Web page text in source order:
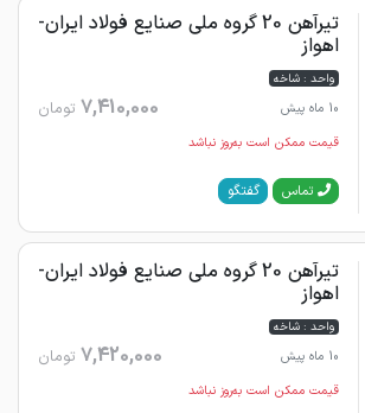
تیرآهن 20 گروه ملی صنایع فولاد ایران-
اهواز
واحد : شاخه
10 ماه پیش
7,410,000 تومان
قیمت ممکن است به‌روز نباشد
تماس گفتگو
تیرآهن 20 گروه ملی صنایع فولاد ایران-
اهواز
واحد : شاخه
10 ماه پیش
7,420,000 تومان
قیمت ممکن است به‌روز نباشد